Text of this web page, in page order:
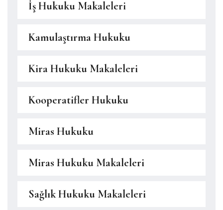
İş Hukuku Makaleleri
Kamulaştırma Hukuku
Kira Hukuku Makaleleri
Kooperatifler Hukuku
Miras Hukuku
Miras Hukuku Makaleleri
Sağlık Hukuku Makaleleri